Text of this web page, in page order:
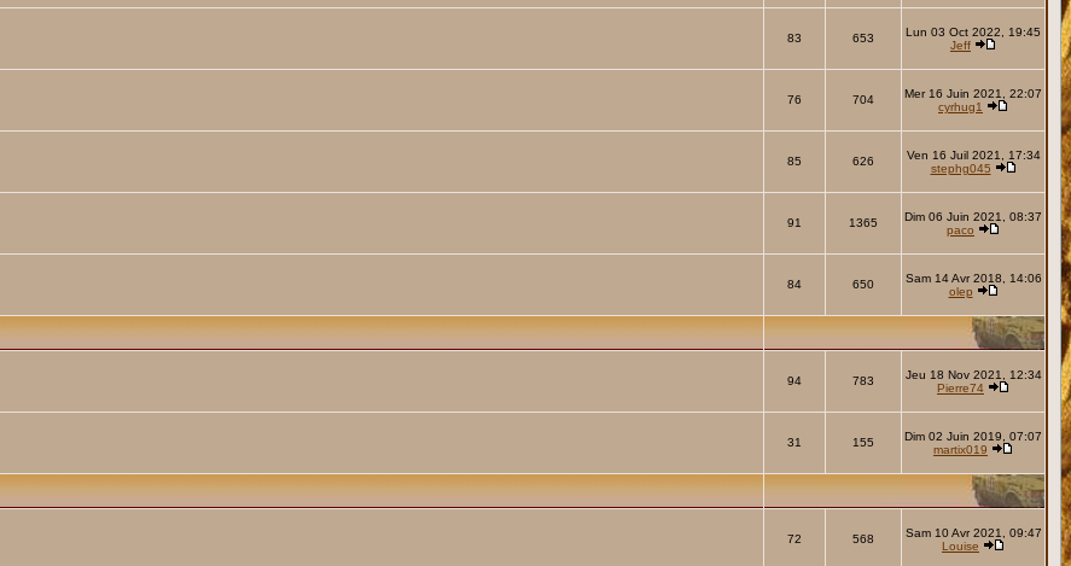
83 653
Lun 03 Oct 2022, 19:45
Jeff
76 704
Mer 16 Juin 2021, 22:07
cyrhug1
85 626
Ven 16 Juil 2021, 17:34
stephg045
91 1365
Dim 06 Juin 2021, 08:37
paco
84 650
Sam 14 Avr 2018, 14:06
olep
94 783
Jeu 18 Nov 2021, 12:34
Pierre74
31 155
Dim 02 Juin 2019, 07:07
martix019
72 568
Sam 10 Avr 2021, 09:47
Louise